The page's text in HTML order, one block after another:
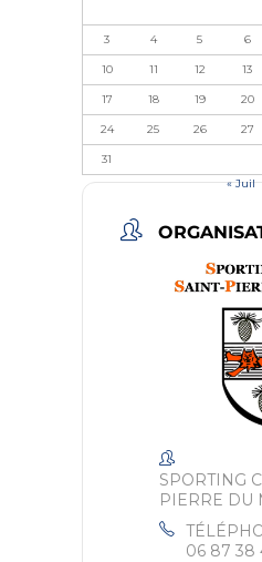
3 4 5 6
10 11 12 13
17 18 19 20
24 25 26 27
31
« Juil
SPORTING
PIERRE DU
06 87 38